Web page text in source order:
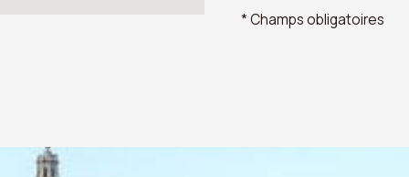
* Champs obligatoires